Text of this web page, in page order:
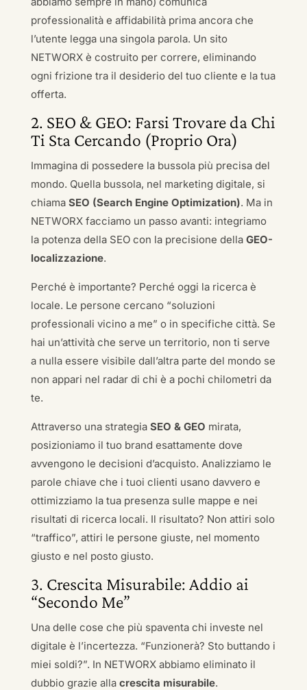
professionalità e affidabilità prima ancora che
l’utente legga una singola parola. Un sito
NETWORX è costruito per correre, eliminando
ogni frizione tra il desiderio del tuo cliente e la tua
offerta.
2. SEO & GEO: Farsi Trovare da Chi
Ti Sta Cercando (Proprio Ora)
Immagina di possedere la bussola più precisa del
mondo. Quella bussola, nel marketing digitale, si
chiama SEO (Search Engine Optimization). Ma in
NETWORX facciamo un passo avanti: integriamo
la potenza della SEO con la precisione della GEO-
localizzazione.
Perché è importante? Perché oggi la ricerca è
locale. Le persone cercano “soluzioni
professionali vicino a me” o in specifiche città. Se
hai un’attività che serve un territorio, non ti serve
a nulla essere visibile dall’altra parte del mondo se
non appari nel radar di chi è a pochi chilometri da
te.
Attraverso una strategia SEO & GEO mirata,
posizioniamo il tuo brand esattamente dove
avvengono le decisioni d’acquisto. Analizziamo le
parole chiave che i tuoi clienti usano davvero e
ottimizziamo la tua presenza sulle mappe e nei
risultati di ricerca locali. Il risultato? Non attiri solo
“traffico”, attiri le persone giuste, nel momento
giusto e nel posto giusto.
3. Crescita Misurabile: Addio ai
“Secondo Me”
Una delle cose che più spaventa chi investe nel
digitale è l’incertezza. “Funzionerà? Sto buttando i
miei soldi?”. In NETWORX abbiamo eliminato il
dubbio grazie alla crescita misurabile.